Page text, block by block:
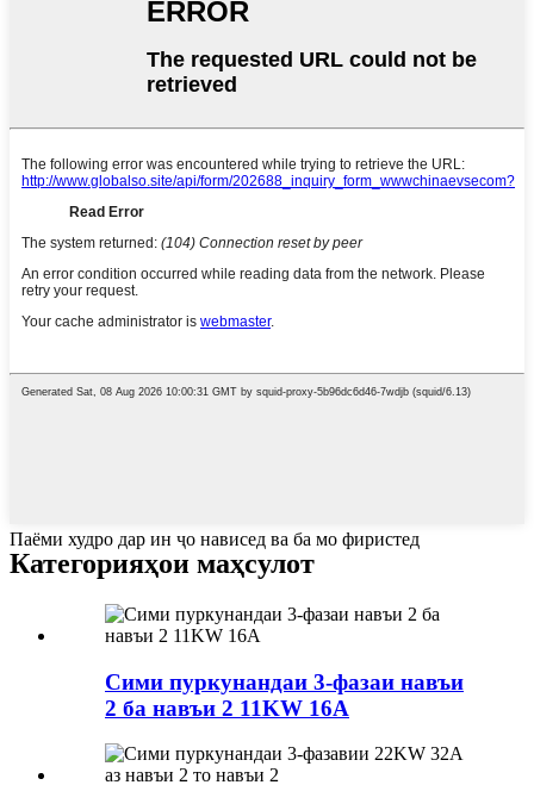
Паёми худро дар ин ҷо нависед ва ба мо фиристед
Категорияҳои маҳсулот
Сими пуркунандаи 3-фазаи навъи
2 ба навъи 2 11KW 16A